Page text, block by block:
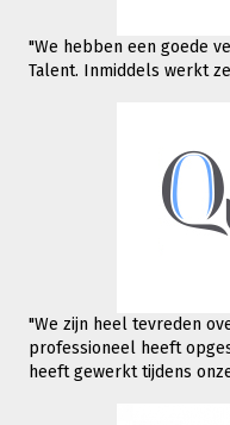
"We hebben een goede
Talent. Inmiddels werkt
"We zijn heel tevreden
professioneel heeft
heeft gewerkt tijdens